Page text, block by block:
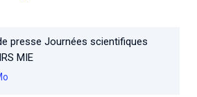
presse Journées scientifiques
MIE